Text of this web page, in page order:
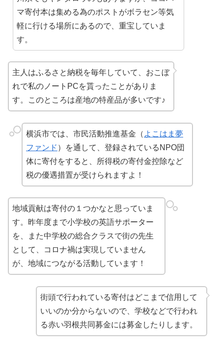
マ寄付本は集める為のポストがボラセン等気
軽に行ける場所にあるので、重宝していま
す。
主人はふるさと納税を毎年していて、おこぼ
れで私のノートPCを貰ったことがありま
す。このところは産地の特産品が多いです♪
横浜市では、市民活動推進基金（ よこはま夢
ファンド ）を通して、登録されているNPO団
体に寄付をすると、所得税の寄付金控除など
税の優遇措置が受けられますよ！
地域貢献は寄付の１つかなと思っていま
す。昨年度まで小学校の英語サポーター
を、また中学校の総合クラスで街の先生
として、コロナ禍は実現していません
が、地域につながる活動しています！
街頭で行われている寄付はどこまで信用して
いいのか分からないので、学校などで行われ
る赤い羽根共同募金には募金したりします。